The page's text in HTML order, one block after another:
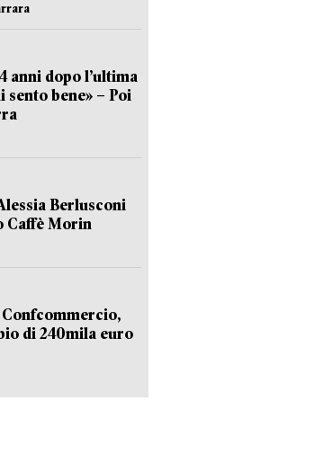
anni dopo l’ultima
sento bene» – Poi
Berlusconi
Caffè Morin
di 240mila euro